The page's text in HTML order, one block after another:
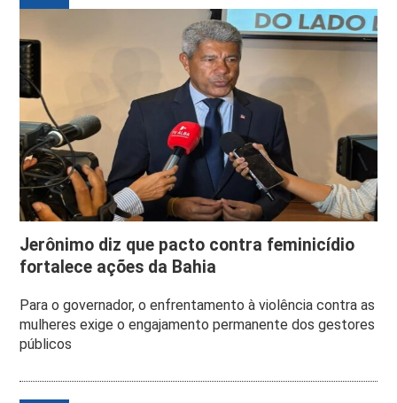
Jerônimo diz que pacto contra feminicídio
fortalece ações da Bahia
Para o governador, o enfrentamento à violência contra as
mulheres exige o engajamento permanente dos gestores
públicos